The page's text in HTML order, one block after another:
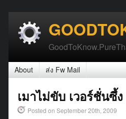
About ส่ง Fw Mail
เมาไม่ขับ เวอร์ชั่นซึ้ง
Posted on September 20th, 2009